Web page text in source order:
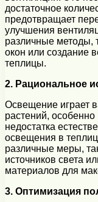
достаточное
предотвращает
улучшения
различные методы,
окон или создание
теплицы.
2. Рациональное
Освещение играет
растений,
недостатка
освещения в
различные меры,
источников света
материалов для
3. Оптимизация